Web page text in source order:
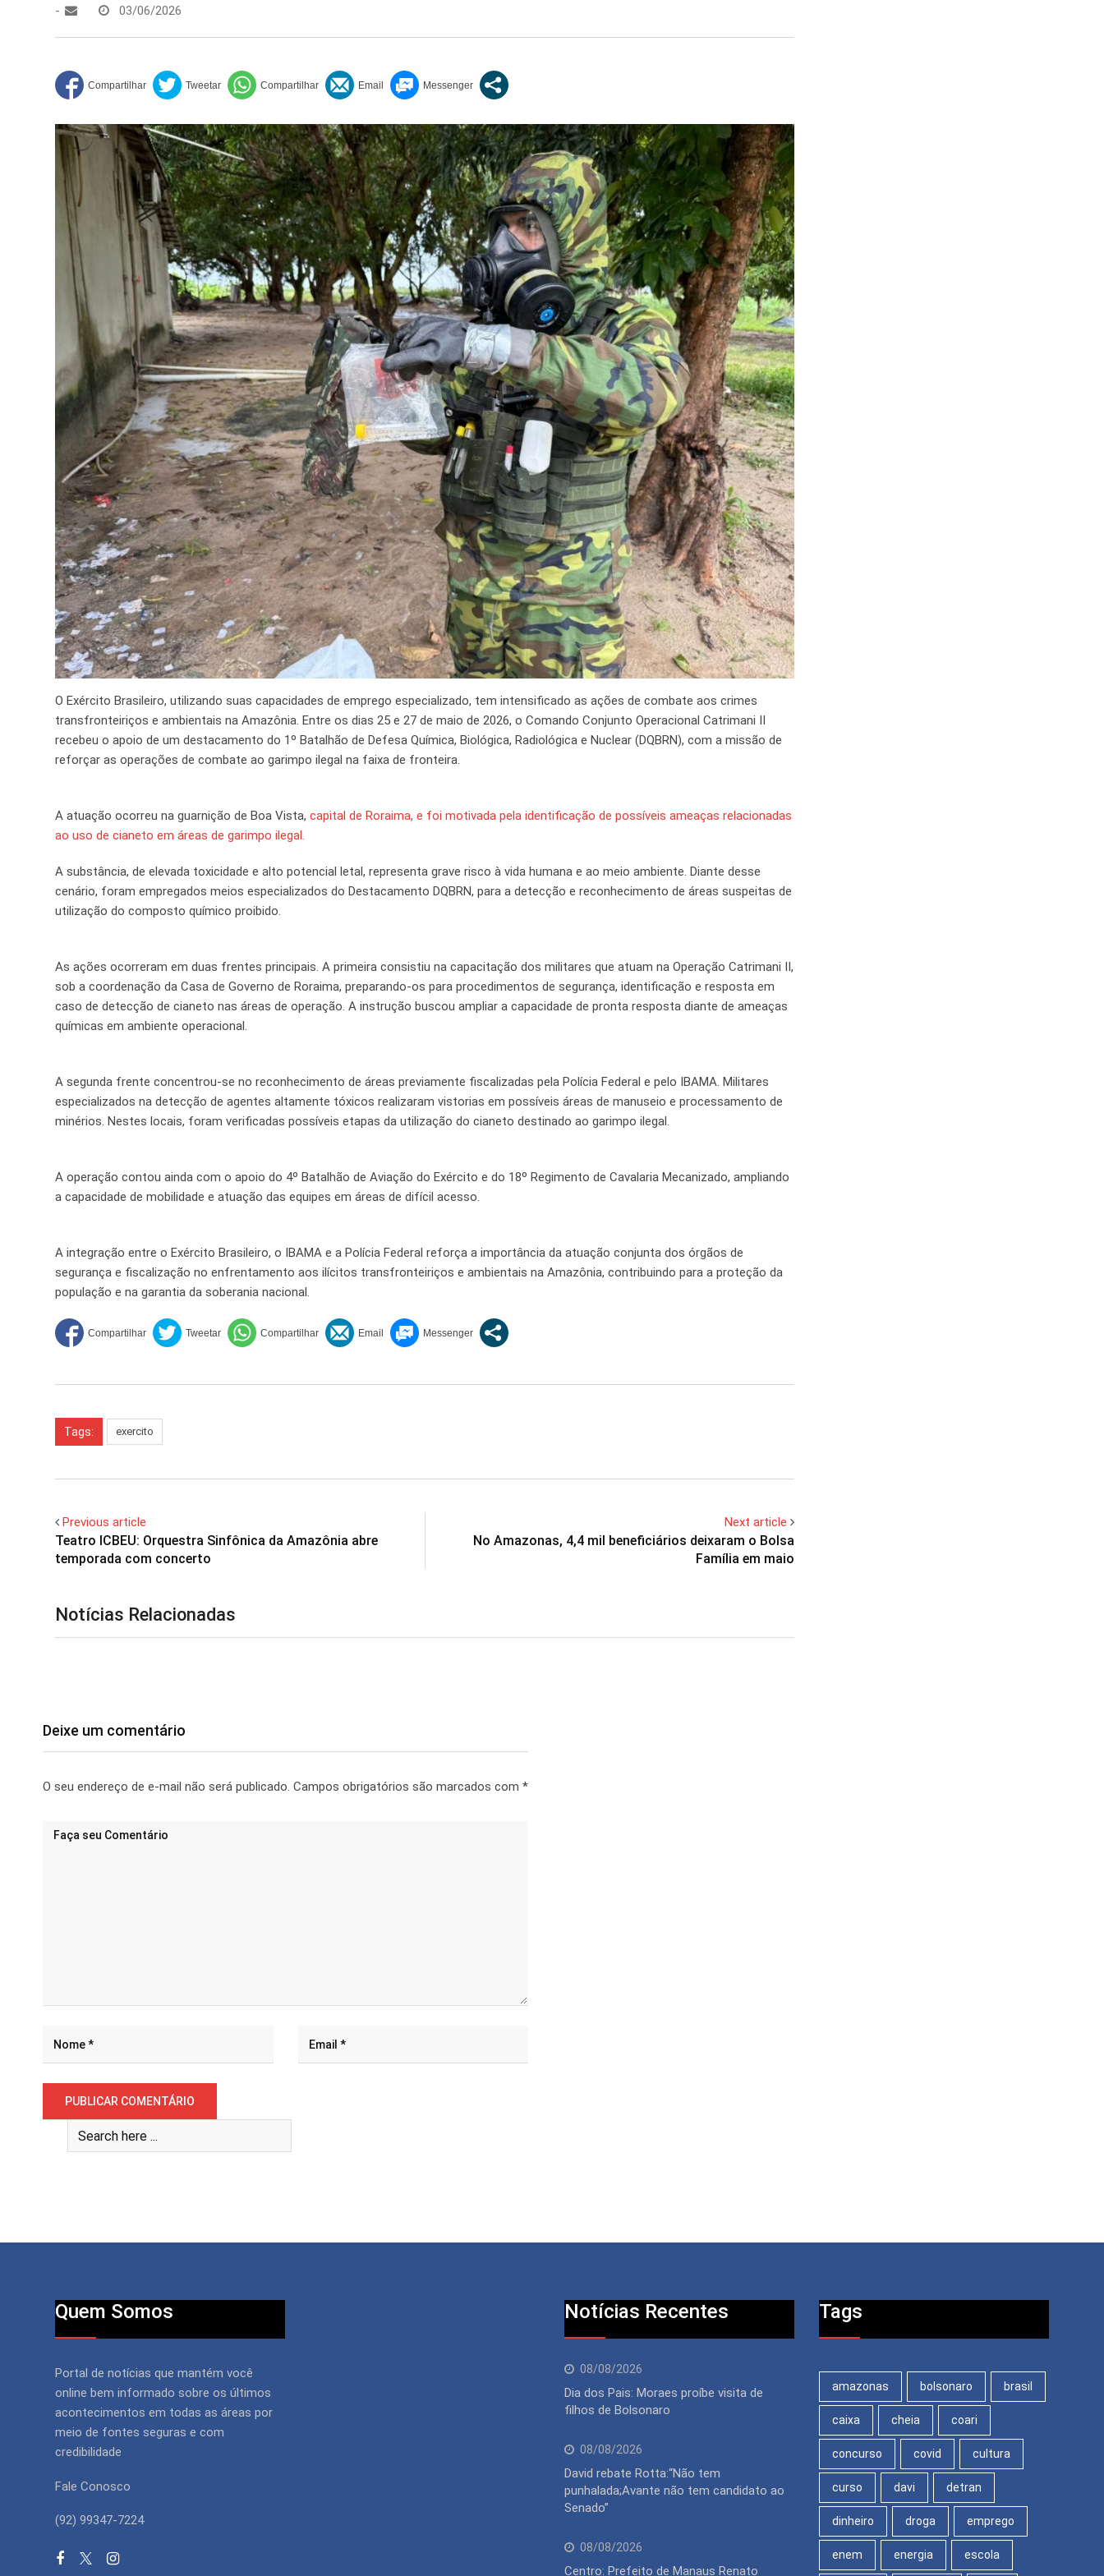
- 03/06/2026
O Exército Brasileiro, utilizando suas capacidades de emprego especializado, tem intensificado as ações de combate aos crimes
transfronteiriços e ambientais na Amazônia. Entre os dias 25 e 27 de maio de 2026, o Comando Conjunto Operacional Catrimani II
recebeu o apoio de um destacamento do 1º Batalhão de Defesa Química, Biológica, Radiológica e Nuclear (DQBRN), com a missão de
reforçar as operações de combate ao garimpo ilegal na faixa de fronteira.
A atuação ocorreu na guarnição de Boa Vista, capital de Roraima, e foi motivada pela identificação de possíveis ameaças relacionadas
ao uso de cianeto em áreas de garimpo ilegal.
A substância, de elevada toxicidade e alto potencial letal, representa grave risco à vida humana e ao meio ambiente. Diante desse
cenário, foram empregados meios especializados do Destacamento DQBRN, para a detecção e reconhecimento de áreas suspeitas de
utilização do composto químico proibido.
As ações ocorreram em duas frentes principais. A primeira consistiu na capacitação dos militares que atuam na Operação Catrimani II,
sob a coordenação da Casa de Governo de Roraima, preparando-os para procedimentos de segurança, identificação e resposta em
caso de detecção de cianeto nas áreas de operação. A instrução buscou ampliar a capacidade de pronta resposta diante de ameaças
químicas em ambiente operacional.
A segunda frente concentrou-se no reconhecimento de áreas previamente fiscalizadas pela Polícia Federal e pelo IBAMA. Militares
especializados na detecção de agentes altamente tóxicos realizaram vistorias em possíveis áreas de manuseio e processamento de
minérios. Nestes locais, foram verificadas possíveis etapas da utilização do cianeto destinado ao garimpo ilegal.
A operação contou ainda com o apoio do 4º Batalhão de Aviação do Exército e do 18º Regimento de Cavalaria Mecanizado, ampliando
a capacidade de mobilidade e atuação das equipes em áreas de difícil acesso.
A integração entre o Exército Brasileiro, o IBAMA e a Polícia Federal reforça a importância da atuação conjunta dos órgãos de
segurança e fiscalização no enfrentamento aos ilícitos transfronteiriços e ambientais na Amazônia, contribuindo para a proteção da
população e na garantia da soberania nacional.
Tags: exercito
Previous article
Teatro ICBEU: Orquestra Sinfônica da Amazônia abre
temporada com concerto
Next article
No Amazonas, 4,4 mil beneficiários deixaram o Bolsa
Família em maio
Notícias Relacionadas
Deixe um comentário
O seu endereço de e-mail não será publicado. Campos obrigatórios são marcados com *
Quem Somos
Portal de notícias que mantém você
online bem informado sobre os últimos
acontecimentos em todas as áreas por
meio de fontes seguras e com
credibilidade
Fale Conosco
(92) 99347-7224
Notícias Recentes
08/08/2026
Dia dos Pais: Moraes proíbe visita de
filhos de Bolsonaro
08/08/2026
David rebate Rotta:“Não tem
punhalada;Avante não tem candidato ao
Senado”
08/08/2026
Centro: Prefeito de Manaus Renato
Tags
amazonas bolsonaro brasil
caixa cheia coari
concurso covid cultura
curso davi detran
dinheiro droga emprego
enem energia escola